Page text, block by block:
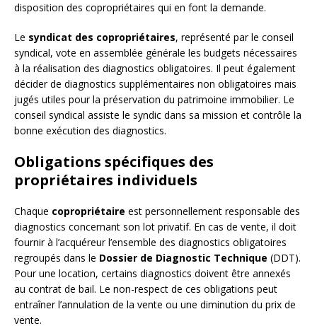
disposition des copropriétaires qui en font la demande.
Le syndicat des copropriétaires, représenté par le conseil
syndical, vote en assemblée générale les budgets nécessaires
à la réalisation des diagnostics obligatoires. Il peut également
décider de diagnostics supplémentaires non obligatoires mais
jugés utiles pour la préservation du patrimoine immobilier. Le
conseil syndical assiste le syndic dans sa mission et contrôle la
bonne exécution des diagnostics.
Obligations spécifiques des
propriétaires individuels
Chaque copropriétaire est personnellement responsable des
diagnostics concernant son lot privatif. En cas de vente, il doit
fournir à l’acquéreur l’ensemble des diagnostics obligatoires
regroupés dans le Dossier de Diagnostic Technique (DDT).
Pour une location, certains diagnostics doivent être annexés
au contrat de bail. Le non-respect de ces obligations peut
entraîner l’annulation de la vente ou une diminution du prix de
vente.